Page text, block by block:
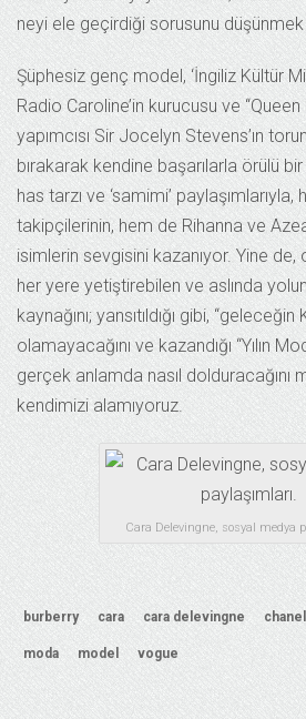
neyi ele geçirdiği sorusunu düşünmek
Şüphesiz genç model, ‘İngiliz Kültür
Radio Caroline’in kurucusu ve
yapımcısı Sir Jocelyn Stevens’ın
bırakarak kendine başarılarla örülü
has tarzı ve ‘samimi’
takipçilerinin, hem de Rihanna ve
isimlerin sevgisini kazanıyor. Yine de,
her yere yetiştirebilen ve aslında
kaynağını; yansıtıldığı gibi,
olamayacağını ve kazandığı “Yılın
gerçek anlamda nasıl dolduracağını
kendimizi alamıyoruz.
Cara Delevingne, sosyal medya
burberry cara cara delevingne chanel
moda model vogue